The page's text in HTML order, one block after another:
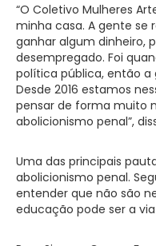
“O Coletivo Mulheres
minha casa. A gente se
ganhar algum dinheiro,
desempregado. Foi
política pública, então
Desde 2016 estamos
pensar de forma muito
abolicionismo penal”,
Uma das principais
abolicionismo penal.
entender que não são
educação pode ser a